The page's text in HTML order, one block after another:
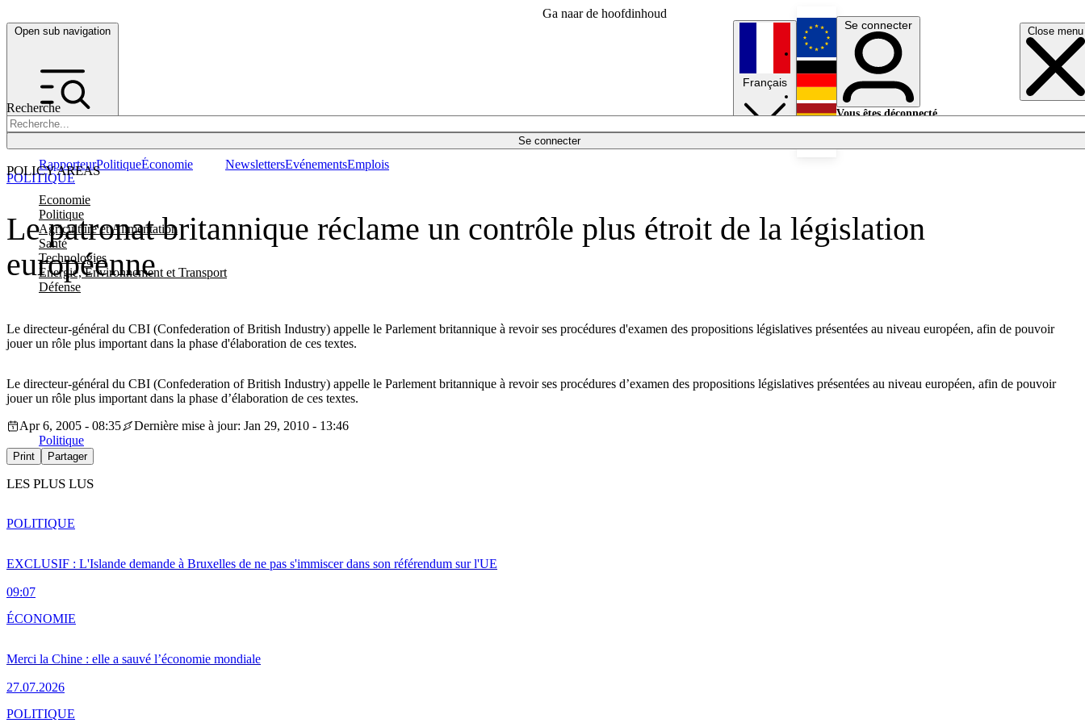
Ga naar de hoofdinhoud
Open sub navigation Close menu
Recherche
Se connecter
POLICY AREAS
Economie
Politique
Agriculture et Alimentation
Santé
Technologies
Energie, Environnement et Transport
Défense
RapporteurPolitiqueÉconomie NewslettersEvénementsEmplois
Français
English
Deutsch
Se connecter
Vous êtes déconnecté.
Le patronat britannique réclame un contrôle plus étroit de la législation
européenne
Le directeur-général du CBI (Confederation of British Industry) appelle le Parlement britannique à revoir ses procédures d'examen des propositions législatives présentées au niveau européen, afin de pouvoir
jouer un rôle plus important dans la phase d'élaboration de ces textes.
POLITIQUE
Le directeur-général du CBI (Confederation of British Industry) appelle le Parlement britannique à revoir ses procédures d’examen des propositions législatives présentées au niveau européen, afin de pouvoir
jouer un rôle plus important dans la phase d’élaboration de ces textes.
Apr 6, 2005 - 08:35
Dernière mise à jour: Jan 29, 2010 - 13:46
Politique
Print Partager
LES PLUS LUS
EXCLUSIF : L'Islande demande à Bruxelles de ne pas s'immiscer dans son référendum sur l'UE
09:07
POLITIQUE
Merci la Chine : elle a sauvé l’économie mondiale
27.07.2026
ÉCONOMIE
POLITIQUE